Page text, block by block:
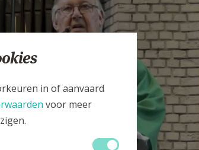
in of aanvaard
voor meer